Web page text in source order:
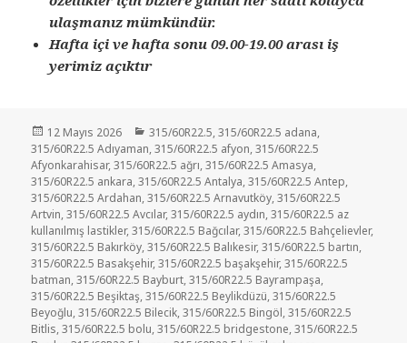
ulaşmanız mümkündür.
Hafta içi ve hafta sonu 09.00-19.00 arası iş
yerimiz açıktır
Yayın
tarihi
12 Mayıs 2026 Kategoriler
315/60R22.5 ,315/60R22.5 adana
315/60R22.5 Adıyaman ,315/60R22.5 afyon ,315/60R22.5
Afyonkarahisar,315/60R22.5 ağrı ,315/60R22.5 Amasya
315/60R22.5 ankara ,315/60R22.5 Antalya ,315/60R22.5 Antep
315/60R22.5 Ardahan ,315/60R22.5 Arnavutköy ,315/60R22.5
Artvin ,315/60R22.5 Avcılar,315/60R22.5 aydın ,315/60R22.5 az
kullanılmış lastikler,315/60R22.5 Bağcılar,315/60R22.5 Bahçelievler,
315/60R22.5 Bakırköy ,315/60R22.5 Balıkesir,315/60R22.5 bartın
315/60R22.5 Basakşehir,315/60R22.5 başakşehir,315/60R22.5
batman ,315/60R22.5 Bayburt ,315/60R22.5 Bayrampaşa
315/60R22.5 Beşiktaş ,315/60R22.5 Beylikdüzü ,315/60R22.5
Beyoğlu ,315/60R22.5 Bilecik ,315/60R22.5 Bingöl ,315/60R22.5
Bitlis ,315/60R22.5 bolu ,315/60R22.5 bridgestone ,315/60R22.5